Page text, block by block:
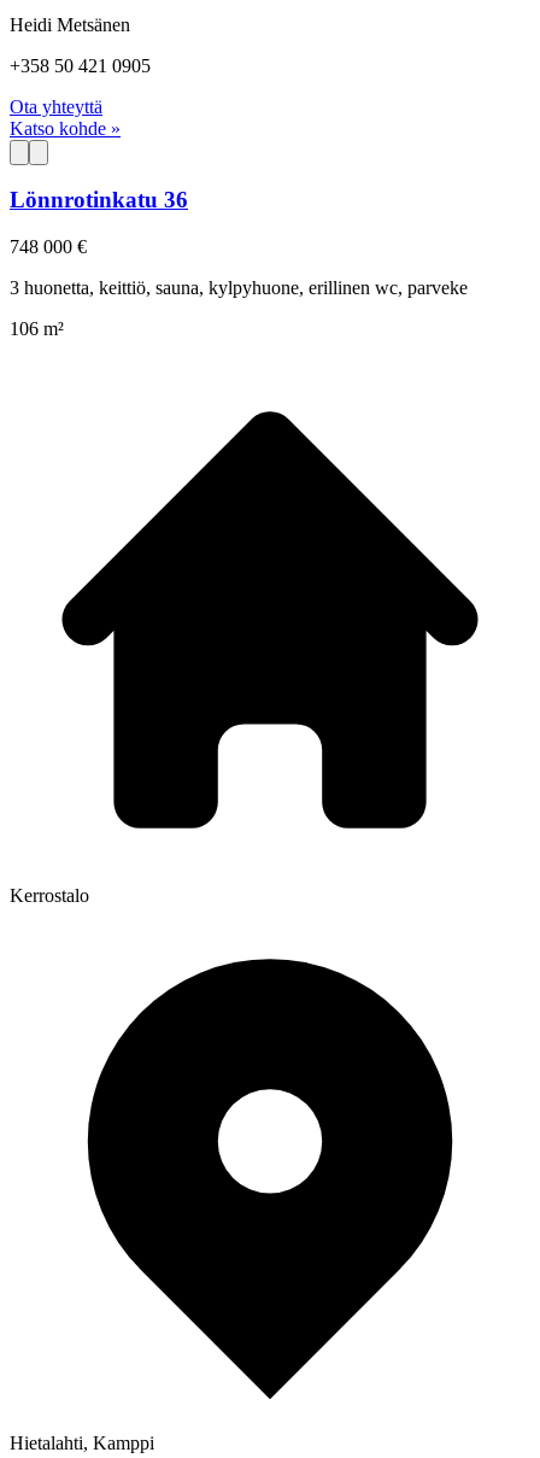
Heidi Metsänen
+358 50 421 0905
Ota yhteyttä
Katso kohde »
Lönnrotinkatu 36
748 000 €
3 huonetta, keittiö, sauna, kylpyhuone, erillinen wc, parveke
106 m²
Kerrostalo
Hietalahti, Kamppi